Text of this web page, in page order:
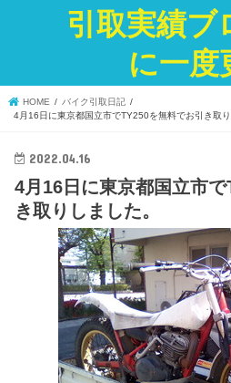
引取実績ブ
に一度
HOME
バイク引取日記
4月16日に東京都国立市でTY250を無料でお引き取り
2022.04.16
4月16日に東京都国立市で
き取りしました。